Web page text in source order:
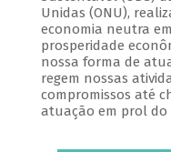
Unidas (ONU),
economia neutra
prosperidade
nossa forma de
regem nossas
compromissos até
atuação em prol do